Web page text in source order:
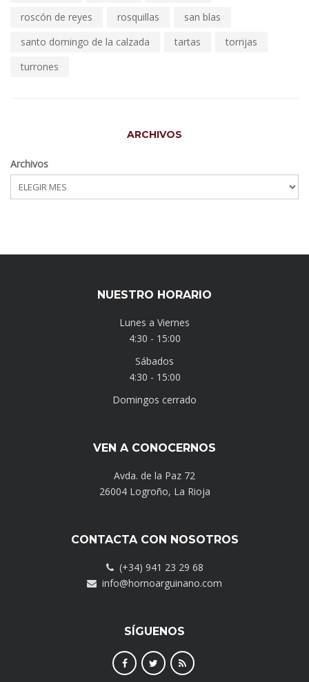
roscón de reyes
rosquillas
san blas
santo domingo de la calzada
tartas
torrijas
turrones
ARCHIVOS
Archivos
NUESTRO HORARIO
Lunes a Viernes
4:30 - 15:00
Sábados
4:30 - 15:00
Domingos cerrado
VEN A CONOCERNOS
Avda. de la Paz 72
26004 Logroño, La Rioja
CONTACTA CON NOSOTROS
(+34) 941 23 29 68
info@hornoarguinano.com
SÍGUENOS